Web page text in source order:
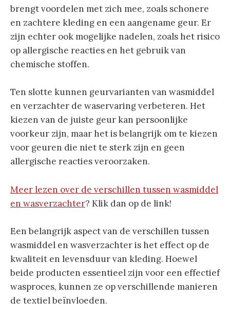
brengt voordelen met zich mee, zoals schonere
en zachtere kleding en een aangename geur. Er
zijn echter ook mogelijke nadelen, zoals het risico
op allergische reacties en het gebruik van
chemische stoffen.
Ten slotte kunnen geurvarianten van wasmiddel
en verzachter de waservaring verbeteren. Het
kiezen van de juiste geur kan persoonlijke
voorkeur zijn, maar het is belangrijk om te kiezen
voor geuren die niet te sterk zijn en geen
allergische reacties veroorzaken.
Meer lezen over de verschillen tussen wasmiddel
en wasverzachter? Klik dan op de link!
Een belangrijk aspect van de verschillen tussen
wasmiddel en wasverzachter is het effect op de
kwaliteit en levensduur van kleding. Hoewel
beide producten essentieel zijn voor een effectief
wasproces, kunnen ze op verschillende manieren
de textiel beïnvloeden.